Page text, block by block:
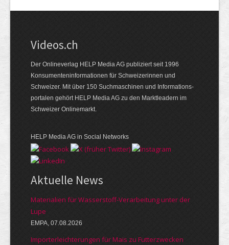
Videos.ch
Der Onlineverlag HELP Media AG publiziert seit 1996
Konsumenten­informationen für Schweizerinnen und
Schweizer. Mit über 150 Suchmaschinen und Informations­
portalen gehört HELP Media AG zu den Marktleadern im
Schweizer Onlinemarkt.
HELP Media AG in Social Networks
Aktuelle News
Materialien für Wasserstoff-Verarbeitung unter der
Lupe
EMPA, 07.08.2026
Importerleichterungen für Mais zu Futterzwecken